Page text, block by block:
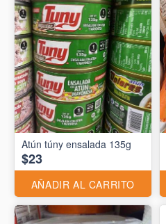
Atún túny ensalada 135g
$23
AÑADIR AL CARRITO